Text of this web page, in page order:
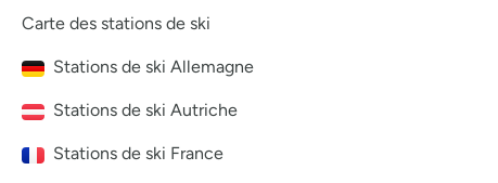
Carte des stations de ski
Stations de ski Allemagne
Stations de ski Autriche
Stations de ski France